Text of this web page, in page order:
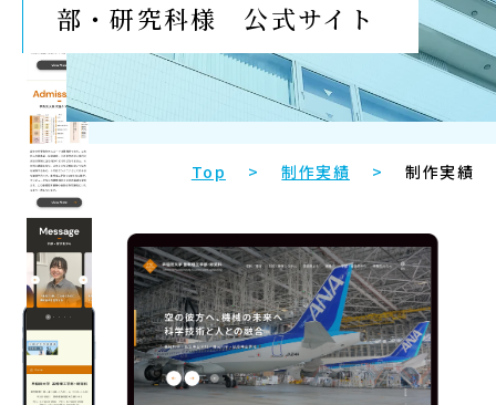
部・研究科様 公式サイト
Top 制作実績 制作実績